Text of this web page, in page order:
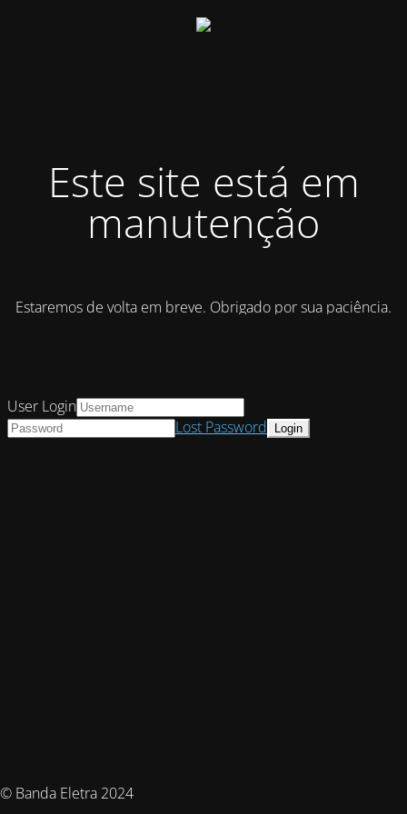
Este site está em
manutenção
Estaremos de volta em breve. Obrigado por sua paciência.
© Banda Eletra 2024
User Login
Lost Password